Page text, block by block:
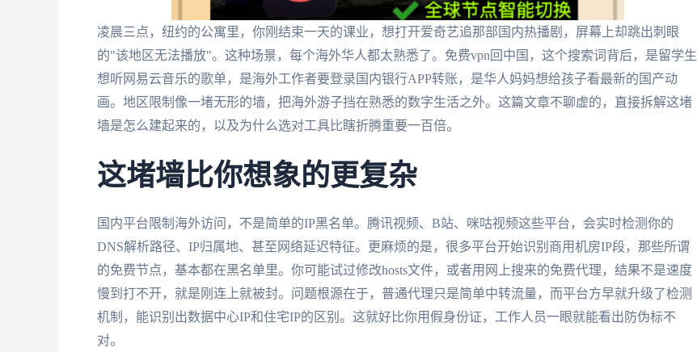
凌晨三点，纽约的公寓里，你刚结束一天的课业，想打开爱奇艺追那部国内热播剧，屏幕上却跳出刺眼
的"该地区无法播放"。这种场景，每个海外华人都太熟悉了。免费vpn回中国，这个搜索词背后，是留学生
想听网易云音乐的歌单，是海外工作者要登录国内银行APP转账，是华人妈妈想给孩子看最新的国产动
画。地区限制像一堵无形的墙，把海外游子挡在熟悉的数字生活之外。这篇文章不聊虚的，直接拆解这堵
墙是怎么建起来的，以及为什么选对工具比瞎折腾重要一百倍。
这堵墙比你想象的更复杂
国内平台限制海外访问，不是简单的IP黑名单。腾讯视频、B站、咪咕视频这些平台，会实时检测你的
DNS解析路径、IP归属地、甚至网络延迟特征。更麻烦的是，很多平台开始识别商用机房IP段，那些所谓
的免费节点，基本都在黑名单里。你可能试过修改hosts文件，或者用网上搜来的免费代理，结果不是速度
慢到打不开，就是刚连上就被封。问题根源在于，普通代理只是简单中转流量，而平台方早就升级了检测
机制，能识别出数据中心IP和住宅IP的区别。这就好比你用假身份证，工作人员一眼就能看出防伪标不
对。